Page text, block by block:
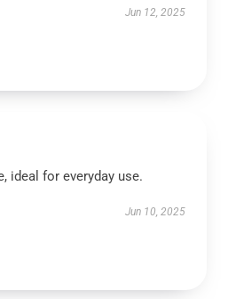
Jun 12, 2025
ideal for everyday use.
Jun 10, 2025